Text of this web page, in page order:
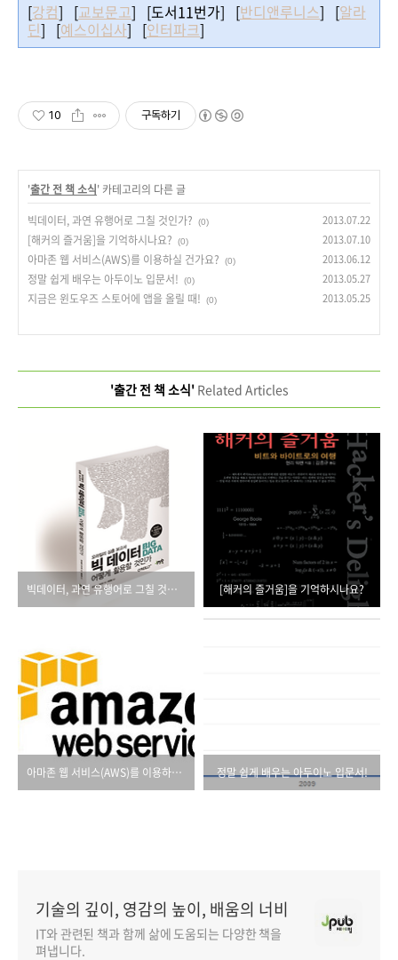
[강컴] [교보문고] [도서11번가] [반디앤루니스] [알라
딘] [예스이십사] [인터파크]
10 구독하기
'출간 전 책 소식' 카테고리의 다른 글
빅데이터, 과연 유행어로 그칠 것인가?
(0) 2013.07.22
[해커의 즐거움]을 기억하시나요? (0) 2013.07.10
아마존 웹 서비스(AWS)를 이용하실 건가요? (0) 2013.06.12
정말 쉽게 배우는 아두이노 입문서! (0) 2013.05.27
지금은 윈도우즈 스토어에 앱을 올릴 때! (0) 2013.05.25
'출간 전 책 소식'Related Articles
빅데이터, 과연 유행어로 그칠 것인가? [해커의 즐거움]을 기억하시나요?
아마존 웹 서비스(AWS)를 이용하실 건가요? 정말 쉽게 배우는 아두이노 입문서!
기술의 깊이, 영감의 높이, 배움의 너비
IT와 관련된 책과 함께 삶에 도움되는 다양한 책을
펴냅니다.